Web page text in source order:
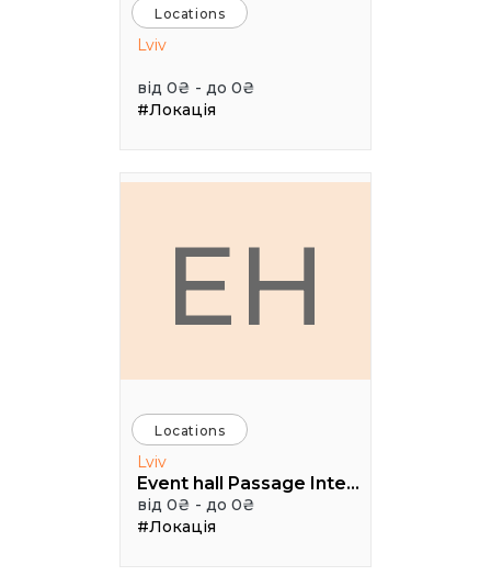
Locations
Lviv
від 0₴ - до 0₴
#Локація
EH
Locations
Lviv
Event hall Passage Interdit
від 0₴ - до 0₴
#Локація